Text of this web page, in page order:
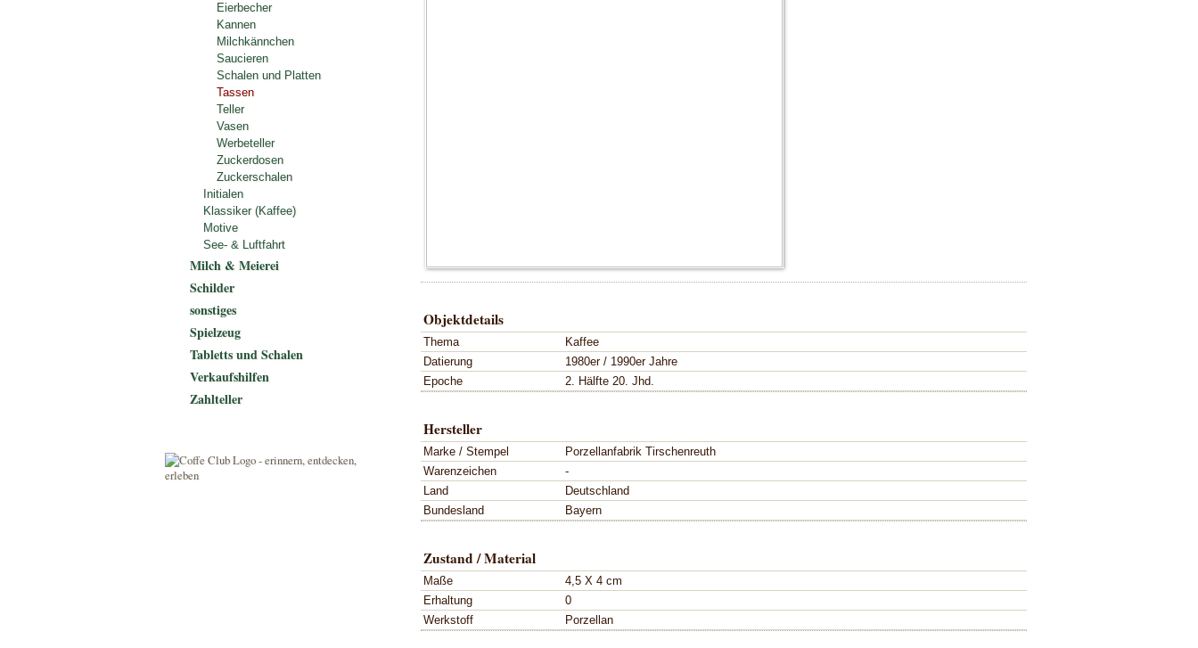
Objektdetails
Thema
Kaffee
Datierung
1980er / 1990er Jahre
Epoche
2. Hälfte 20. Jhd.
Hersteller
Marke / Stempel
Porzellanfabrik Tirschenreuth
Warenzeichen
-
Land
Deutschland
Bundesland
Bayern
Zustand / Material
Maße
4,5 X 4 cm
Erhaltung
0
Werkstoff
Porzellan
Eierbecher
Kannen
Milchkännchen
Saucieren
Schalen und Platten
Tassen
Teller
Vasen
Werbeteller
Zuckerdosen
Zuckerschalen
Initialen
Klassiker (Kaffee)
Motive
See- & Luftfahrt
Milch & Meierei
Schilder
sonstiges
Spielzeug
Tabletts und Schalen
Verkaufshilfen
Zahlteller